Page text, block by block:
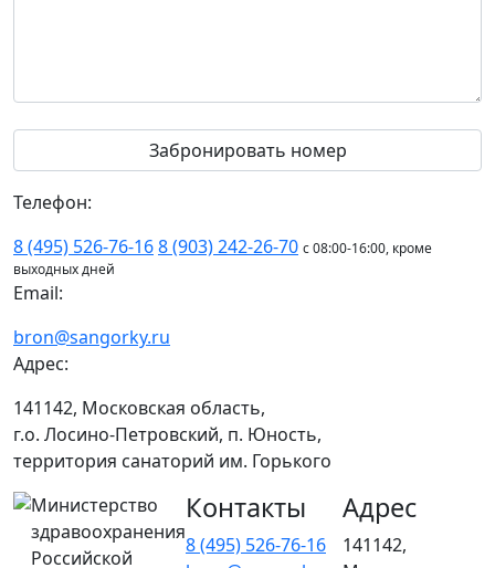
Телефон:
8 (495) 526-76-168 (903) 242-26-70 с 08:00-16:00, кроме
выходных дней
Email:
bron@sangorky.ru
Адрес:
141142, Московская область,
г.о. Лосино-Петровский, п. Юность,
территория санаторий им. Горького
Министерство
здравоохранения
Российской
Контакты
8 (495) 526-76-16
Адрес
141142,